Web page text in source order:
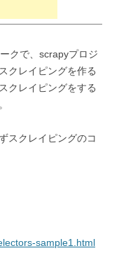
クで、scrapyプロジ
クレイピングを作る
クレイピングをする
スクレイピングのコ
sample1.html